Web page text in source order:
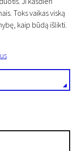
Toks vaikas viską
kaip būdą išlikti.